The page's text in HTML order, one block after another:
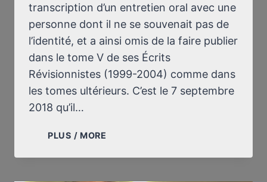
transcription d’un entretien oral avec une
personne dont il ne se souvenait pas de
l’identité, et a ainsi omis de la faire publier
dans le tome V de ses Écrits
Révisionnistes (1999-2004) comme dans
les tomes ultérieurs. C’est le 7 septembre
2018 qu’il…
PLUS / MORE
DE